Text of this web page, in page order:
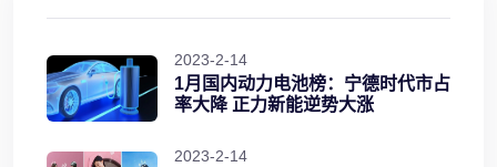
2023-2-14
1月国内动力电池榜：宁德时代市占
率大降 正力新能逆势大涨
2023-2-14